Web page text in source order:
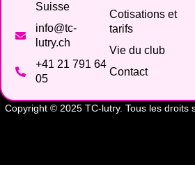
Suisse
info@tc-
lutry.ch
+41 21 791 64
05
Cotisations et
tarifs
Vie du club
Contact
Copyright © 2025 TC-lutry. Tous les droits